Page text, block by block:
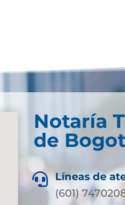
Notaría
de
 Líneas de
(601)